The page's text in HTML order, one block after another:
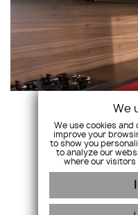
Predaj
We
We use cookies
improve your
to show you
to analyze our
where our visitors